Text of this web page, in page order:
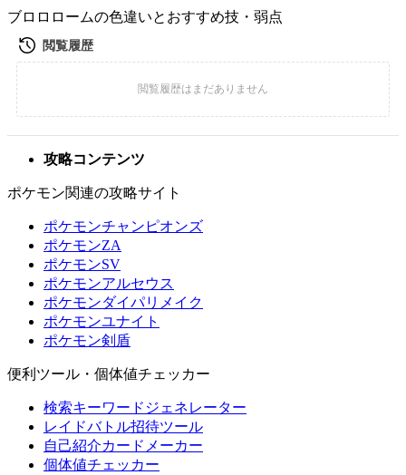
ブロロロームの色違いとおすすめ技・弱点
攻略コンテンツ
ポケモン関連の攻略サイト
ポケモンチャンピオンズ
ポケモンZA
ポケモンSV
ポケモンアルセウス
ポケモンダイパリメイク
ポケモンユナイト
ポケモン剣盾
便利ツール・個体値チェッカー
検索キーワードジェネレーター
レイドバトル招待ツール
自己紹介カードメーカー
個体値チェッカー